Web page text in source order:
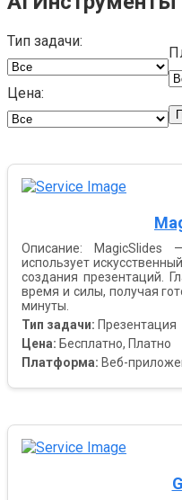
Тип задачи:
Цена:
Описание: MagicSlides
использует
создания презентаций.
время и силы, получая
минуты.
Тип задачи: Презентация
Цена: Бесплатно, Платно
Платформа: Веб-